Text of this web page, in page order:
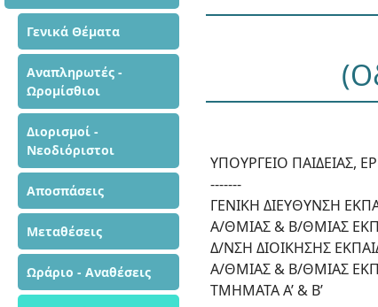
Γενικά Θέματα
Αναπληρωτές -
Ωρομίσθιοι
Διορισμοί -
Νεοδιόριστοι
Αποσπάσεις
Μεταθέσεις
Ωράριο - Αναθέσεις
ΥΠΟΥΡΓΕΙΟ ΠΑΙΔΕΙΑΣ,
-------
ΓΕΝΙΚΗ ΔΙΕΥΘΥΝΣΗ
Α/ΘΜΙΑΣ & Β/ΘΜΙΑΣ
Δ/ΝΣΗ ΔΙΟΙΚΗΣΗΣ
Α/ΘΜΙΑΣ & Β/ΘΜΙΑΣ
ΤΜΗΜΑΤΑ Α’ & Β’